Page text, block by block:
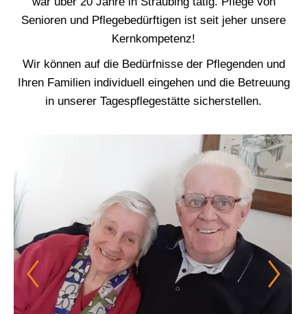
Senioren und Pflegebedürftigen ist seit jeher unsere
Kernkompetenz!
Wir können auf die Bedürfnisse der Pflegenden und
Ihren Familien individuell eingehen und die Betreuung
in unserer Tagespflegestätte sicherstellen.